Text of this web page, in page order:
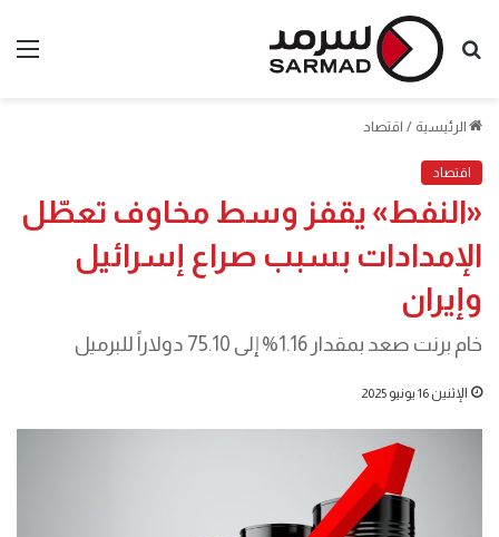
بحث
الرئيسية / اقتصاد
اقتصاد
«النفط» يقفز وسط مخاوف تعطّل
الإمدادات بسبب صراع إسرائيل
وإيران
خام برنت صعد بمقدار 1.16% إلى 75.10 دولاراً للبرميل
الإثنين 16 يونيو 2025